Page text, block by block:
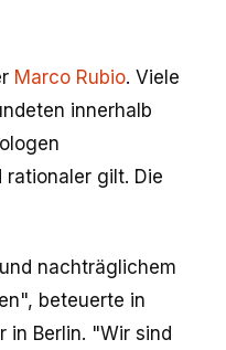
Marco Rubio. Viele
innerhalb
gilt. Die
nachträglichem
beteuerte in
in Berlin. "Wir sind